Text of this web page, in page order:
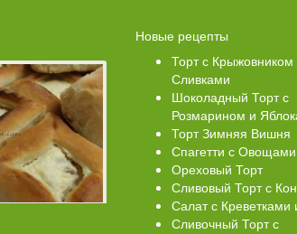
Торт со Свеклой
Новые рецепты
Торт с Крыжовником
Сливками
Шоколадный Торт с
Розмарином и
Торт Зимняя Вишня
Спагетти с Овощами
Ореховый Торт
Сливовый Торт с
Салат с Креветками
Сливочный Торт с